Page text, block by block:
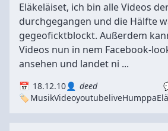
Eläkeläiset, ich bin alle Videos
durchgegangen und die Hälfte
gegeoficktblockt. Außerdem
Videos nun in nem Facebook-
ansehen und landet ni ...
18.12.10 deed
MusikVideoyoutubeliveHumppa